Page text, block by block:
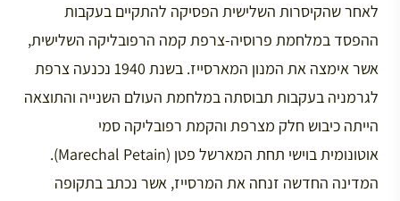
לאחר שהקיסרות השלישית הפסיקה להתקיים בעקבות
ההפסד במלחמת פרוסיה-צרפת קמה הרפובליקה השלישית,
אשר אימצה את המנון המארסייז. בשנת 1940 נכנעה צרפת
לגרמניה בעקבות תבוסתה במלחמת העולם השנייה והתוצאה
הייתה כיבוש חלק מצרפת והקמת רפובליקה סמי
אוטונומית בוישי תחת המארשל פטן (Marechal Petain).
המדינה החדשה זנחה את המרסייז, אשר נכתב בתקופה